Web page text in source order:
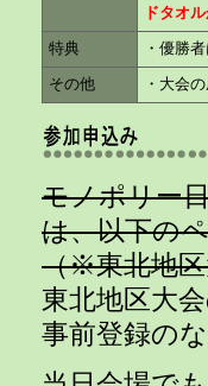
ドタオ
特典 ・優勝
その他 ・大会
モノポリー
は、以下の
（※東北地
東北地区大
事前登録の